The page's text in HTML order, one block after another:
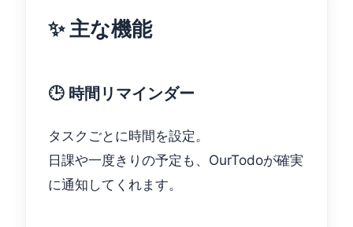
✨ 主な機能
🕒 時間リマインダー
タスクごとに時間を設定。
日課や一度きりの予定も、OurTodoが確実
に通知してくれます。